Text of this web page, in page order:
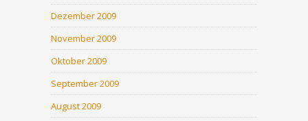
Dezember 2009
November 2009
Oktober 2009
September 2009
August 2009